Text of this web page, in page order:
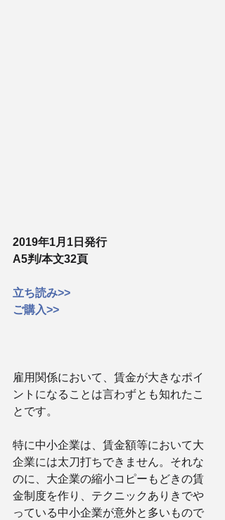
2019年1月1日発行
A5判/本文32頁
立ち読み>>
ご購入>>
雇用関係において、賃金が大きなポイ
ントになることは言わずとも知れたこ
とです。
特に中小企業は、賃金額等において大
企業には太刀打ちできません。それな
のに、大企業の縮小コピーもどきの賃
金制度を作り、テクニックありきでや
っている中小企業が意外と多いもので